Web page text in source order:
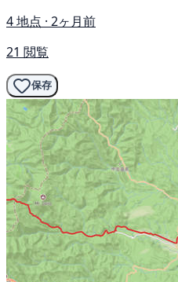
4 地点 · 2ヶ月前
21 閲覧
保存